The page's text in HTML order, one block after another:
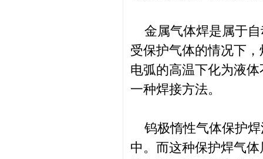
金属气体焊是属于自
受保护气体的情况下
电弧的高温下化为液
一种焊接方法。
钨极惰性气体保护焊
中。而这种保护焊气